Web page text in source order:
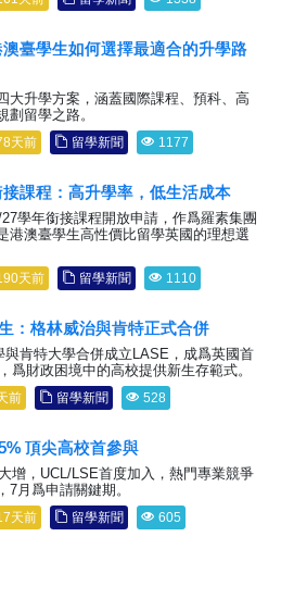
臺學生如何選擇最適合的升學路
大升學方案，涵蓋國際課程、預科、高
劃留學之路。
天前 留學新聞 1177
課程：高升學率，低生活成本
學年銜接課程開放申請，作爲羅素集團
港澳臺學生高性價比留學英國的理想選
天前 留學新聞 1110
：格林威治與肯特正式合併
與肯特大學合併成立LASE，成爲英國首
爲財政困境中的高校提供新生存範式。
前 留學新聞 528
頂尖高校首參與
增，UCL/LSE首度加入，熱門專業競爭
月爲申請關鍵期。
天前 留學新聞 605